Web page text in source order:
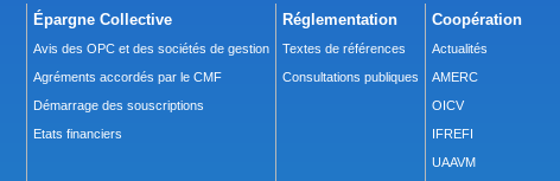
Épargne Collective
Avis des OPC et des sociétés de gestion
Agréments accordés par le CMF
Démarrage des souscriptions
Etats financiers
Réglementation
Textes de références
Consultations publiques
Coopération
Actualités
AMERC
OICV
IFREFI
UAAVM